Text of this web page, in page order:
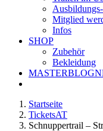
Mitglied
Infos
SHOP
Zubehör
Bekleidung
MASTERBLOG
Startseite
TicketsAT
Schnuppertrail –